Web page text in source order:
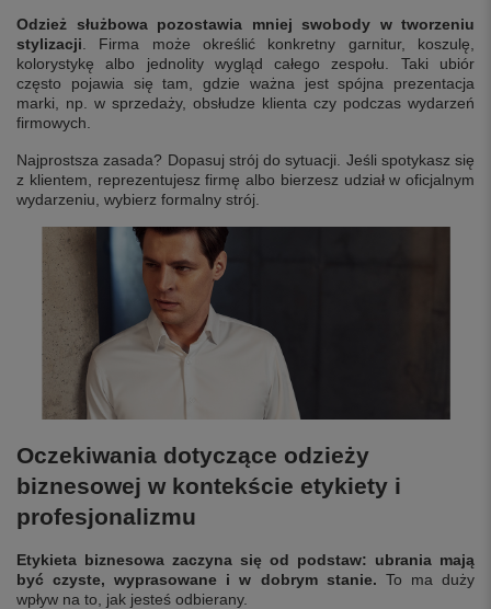
Odzież służbowa pozostawia mniej swobody w tworzeniu
stylizacji . Firma może określić konkretny garnitur, koszulę,
kolorystykę albo jednolity wygląd całego zespołu. Taki ubiór
często pojawia się tam, gdzie ważna jest spójna prezentacja
marki, np. w sprzedaży, obsłudze klienta czy podczas wydarzeń
firmowych.
Najprostsza zasada? Dopasuj strój do sytuacji. Jeśli spotykasz się
z klientem, reprezentujesz firmę albo bierzesz udział w oficjalnym
wydarzeniu, wybierz formalny strój.
Oczekiwania dotyczące odzieży
biznesowej w kontekście etykiety i
profesjonalizmu
Etykieta biznesowa zaczyna się od podstaw: ubrania mają
być czyste, wyprasowane i w dobrym stanie. To ma duży
wpływ na to, jak jesteś odbierany.